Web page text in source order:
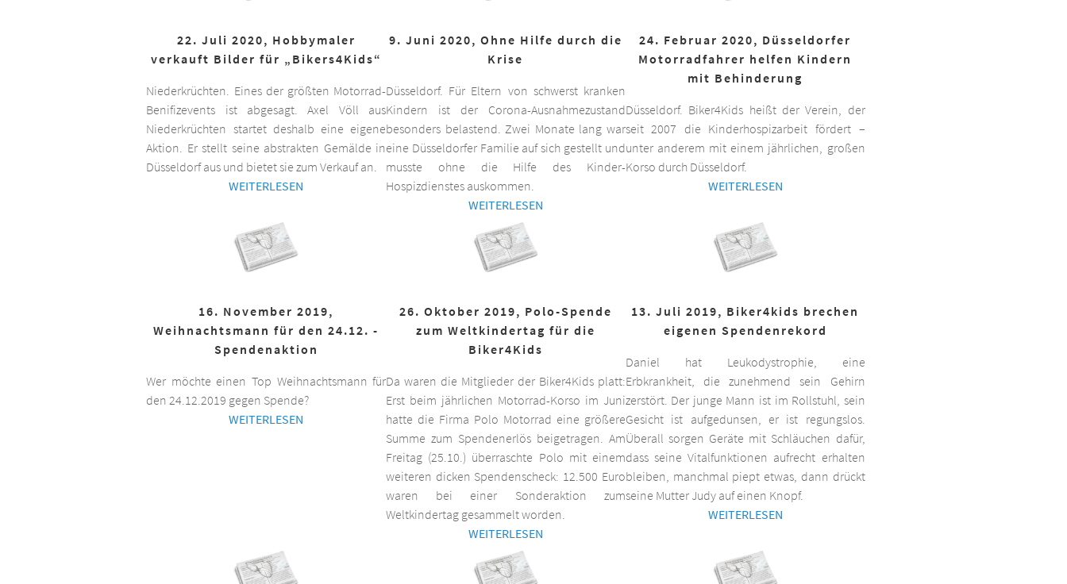
22. Juli 2020, Hobbymaler
verkauft Bilder für „Bikers4Kids“
Niederkrüchten. Eines der größten Motorrad-
Benifizevents ist abgesagt. Axel Völl aus
Niederkrüchten startet deshalb eine eigene
Aktion. Er stellt seine abstrakten Gemälde in
Düsseldorf aus und bietet sie zum Verkauf an.
WEITERLESEN
9. Juni 2020, Ohne Hilfe durch die
Krise
Düsseldorf. Für Eltern von schwerst kranken
Kindern ist der Corona-Ausnahmezustand
besonders belastend. Zwei Monate lang war
eine Düsseldorfer Familie auf sich gestellt und
musste ohne die Hilfe des Kinder-
Hospizdienstes auskommen.
WEITERLESEN
24. Februar 2020, Düsseldorfer
Motorradfahrer helfen Kindern
mit Behinderung
Düsseldorf. Biker4Kids heißt der Verein, der
seit 2007 die Kinderhospizarbeit fördert –
unter anderem mit einem jährlichen, großen
Korso durch Düsseldorf.
WEITERLESEN
16. November 2019,
Weihnachtsmann für den 24.12. -
Spendenaktion
Wer möchte einen Top Weihnachtsmann für
den 24.12.2019 gegen Spende?
WEITERLESEN
26. Oktober 2019, Polo-Spende
zum Weltkindertag für die
Biker4Kids
Da waren die Mitglieder der Biker4Kids platt:
Erst beim jährlichen Motorrad-Korso im Juni
hatte die Firma Polo Motorrad eine größere
Summe zum Spendenerlös beigetragen. Am
Freitag (25.10.) überraschte Polo mit einem
weiteren dicken Spendenscheck: 12.500 Euro
waren bei einer Sonderaktion zum
Weltkindertag gesammelt worden.
WEITERLESEN
13. Juli 2019, Biker4kids brechen
eigenen Spendenrekord
Daniel hat Leukodystrophie, eine
Erbkrankheit, die zunehmend sein Gehirn
zerstört. Der junge Mann ist im Rollstuhl, sein
Gesicht ist aufgedunsen, er ist regungslos.
Überall sorgen Geräte mit Schläuchen dafür,
dass seine Vitalfunktionen aufrecht erhalten
bleiben, manchmal piept etwas, dann drückt
seine Mutter Judy auf einen Knopf.
WEITERLESEN